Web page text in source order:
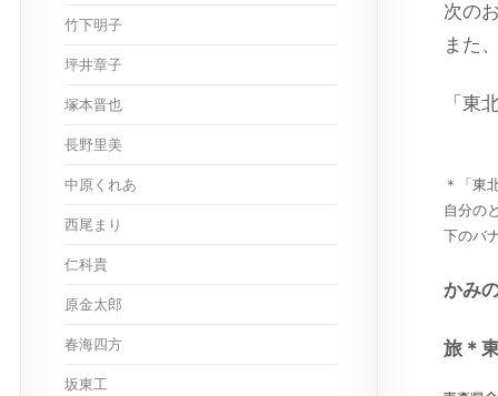
次の
また
「東
＊「東
自分の
下のバ
かみ
旅＊
竹下明子
坪井章子
塚本晋也
長野里美
中原くれあ
西尾まり
仁科貴
原金太郎
春海四方
坂東工